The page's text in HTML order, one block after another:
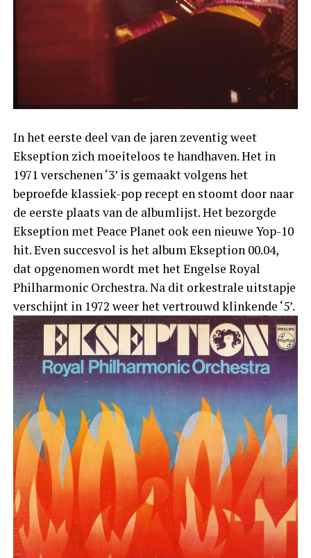
In het eerste deel van de jaren zeventig weet
Ekseption zich moeiteloos te handhaven. Het in
1971 verschenen ‘3’ is gemaakt volgens het
beproefde klassiek-pop recept en stoomt door naar
de eerste plaats van de albumlijst. Het bezorgde
Ekseption met Peace Planet ook een nieuwe Yop-10
hit. Even succesvol is het album Ekseption 00.04,
dat opgenomen wordt met het Engelse Royal
Philharmonic Orchestra. Na dit orkestrale uitstapje
verschijnt in 1972 weer het vertrouwd klinkende ‘5’.